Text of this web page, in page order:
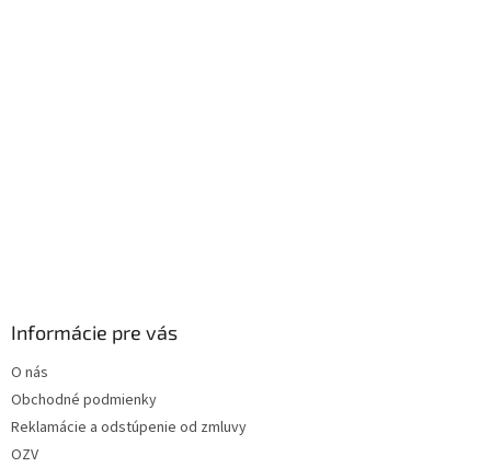
Informácie pre vás
O nás
Obchodné podmienky
Reklamácie a odstúpenie od zmluvy
OZV